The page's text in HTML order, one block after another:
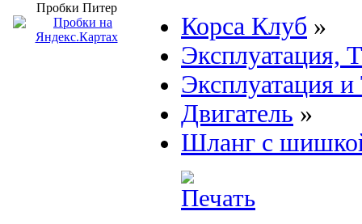
Пробки Питер
Корса Клуб »
Эксплуатация,
Эксплуатация
Двигатель »
Шланг с